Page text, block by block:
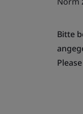
Bitte